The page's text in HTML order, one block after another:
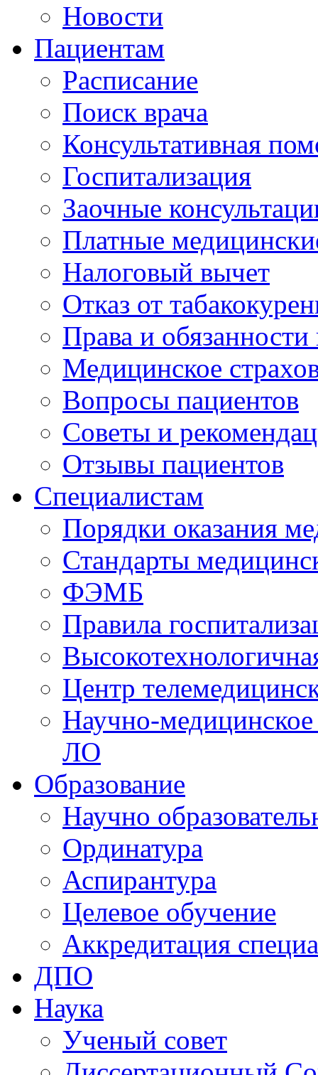
Новости
Пациентам
Расписание
Поиск врача
Консультативная
Госпитализация
Заочные
Платные
Налоговый вычет
Отказ от
Права и
Медицинское
Вопросы пациентов
Советы и
Отзывы пациентов
Специалистам
Порядки оказания
Стандарты
ФЭМБ
Правила
Центр
Научно-
ЛО
Образование
Научно
Ординатура
Аспирантура
Целевое обучение
Аккредитация
ДПО
Наука
Ученый совет